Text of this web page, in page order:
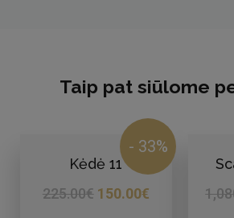
Taip pat siūlome
- 33%
Kėdė 11
225.00€ 150.00€